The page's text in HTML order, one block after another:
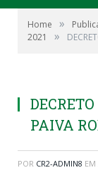
Home »
2021
»
PAIVA
POR CR2-ADMIN8 EM